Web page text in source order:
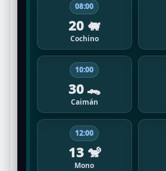
08:00
20 🐖
Cochino
10:00
30 🐊
Caimán
12:00
13 🐒
Mono